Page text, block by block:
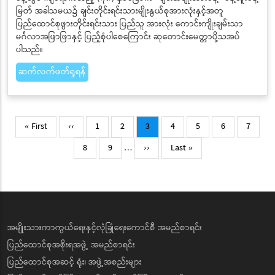
မြတ် အခါသမယ၌ ချင်းတိုင်းရင်းသားမျိုးနွယ်စုအားလုံးနှင့်အတူ
ပြည်ထောင်စုဖွားတိုင်းရင်းသား ပြည်သူ အားလုံး ကောင်းကျိုးချမ်းသာ
မင်္ဂလာအဖြာဖြာနှင့် ပြည့်စုံပါစေကြောင်း ဆုတောင်းမေတ္တာပို့သအပ်
ပါသည်။
ဆက်လက်ဖတ်ရှုရန်
Pagination
First
page
« First
Previous
page
‹‹ Page
1 Page
2
Current
page
3 Page
4 Page
5 Page
6 Page
7
Page
8 Page
9 …
Next
page
››
Last
page
Last »
အမျိုးသားကာကွယ်ရေးနှင့်လုံခြုံရေးကောင်စီ အမည်စာရင်း
ပြည်ထောင်စုအစိုးရအဖွဲ့ အမည်စာရင်း
ပြည်ထောင်စုအဆင့် ရုံး၊ အဖွဲ့အစည်းများ